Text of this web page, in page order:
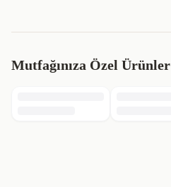
Mutfağınıza Özel Ürünler